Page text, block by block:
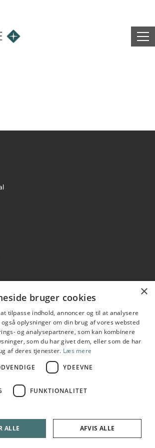
0.00 %
×
bruger cookies
tilpasse indhold, annoncer og til at analysere
oplysninger om din brug af vores websted
og analysepartnere, som kan kombinere
som du har givet dem, eller som de har
af deres tjenester. Læs mere
YDEEVNE
FUNKTIONALITET
ALLE AFVIS ALLE